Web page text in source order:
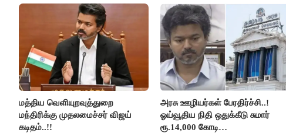
மத்திய வெளியுறவுத்துறை
மந்திரிக்கு முதலமைச்சர் விஜய்
கடிதம்..!!
அரசு ஊழியர்கள் பேரதிர்ச்சி..!
ஓய்வூதிய நிதி ஒதுக்கீடு சுமார்
ரூ.14,000 கோடி